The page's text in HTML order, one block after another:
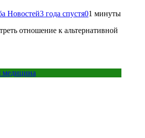
Новостей3 года спустя01 минуты
отношение к альтернативной
медицина